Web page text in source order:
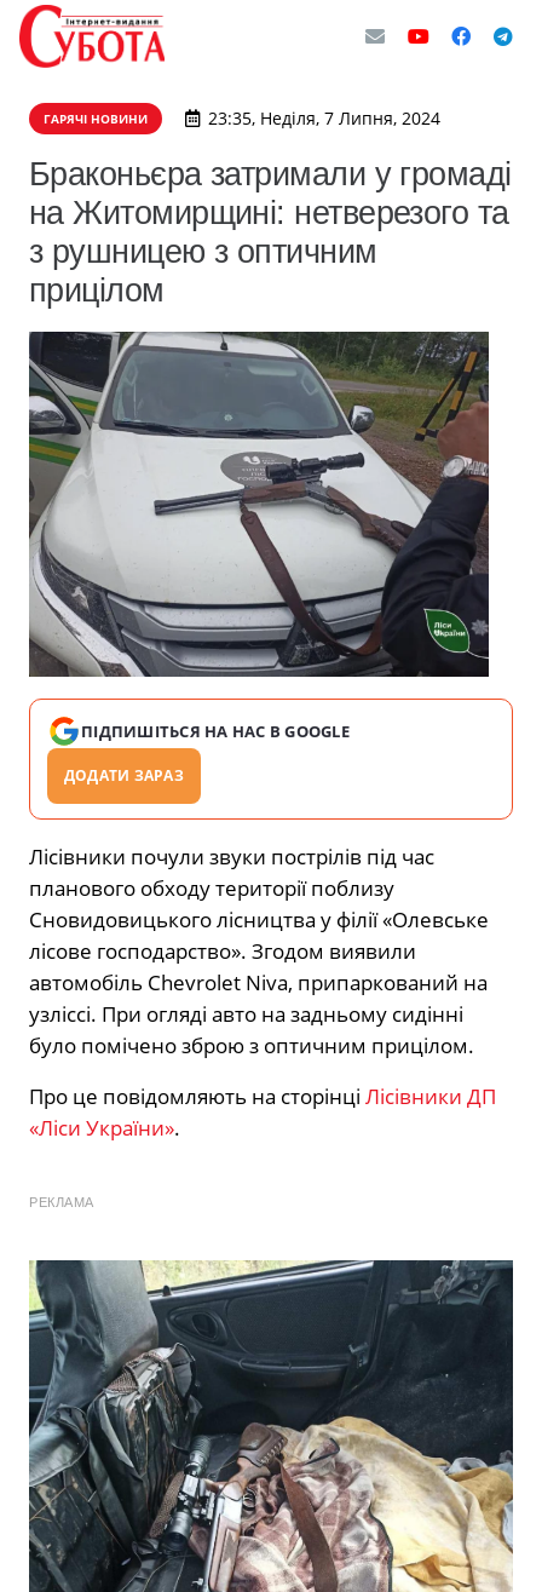
ГАРЯЧІ НОВИНИ 23:35, Неділя, 7 Липня, 2024
Браконьєра затримали у громаді
на Житомирщині: нетверезого та
з рушницею з оптичним
прицілом
ПІДПИШІТЬСЯ НА НАС В GOOGLE
ДОДАТИ ЗАРАЗ
Лісівники почули звуки пострілів під час
планового обходу території поблизу
Сновидовицького лісництва у філії «Олевське
лісове господарство». Згодом виявили
автомобіль Chevrolet Niva, припаркований на
узліссі. При огляді авто на задньому сидінні
було помічено зброю з оптичним прицілом.
Про це повідомляють на сторінці Лісівники ДП
«Ліси України».
РЕКЛАМА